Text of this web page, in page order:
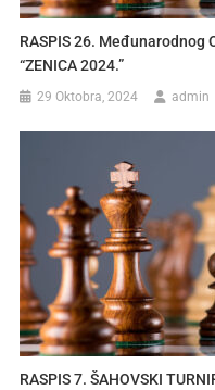
RASPIS 26. Međunarodnog
“ZENICA 2024.”
29 Oktobra, 2024 admin
RASPIS 7. ŠAHOVSKI